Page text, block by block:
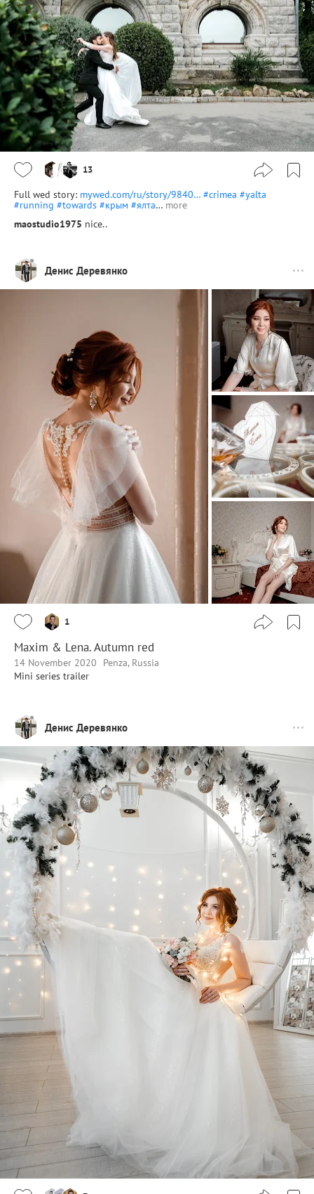
13
Full wed story: mywed.com/ru/story/9840… #crimea #yalta
#running #towards #крым #ялта… more
maostudio1975 nice..
Денис Деревянко
1
Maxim & Lena. Autumn red
14 November 2020
Penza, Russia
Mini series trailer
Денис Деревянко